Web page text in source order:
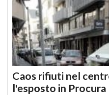
Caos rifiuti nel
l'esposto in Procura